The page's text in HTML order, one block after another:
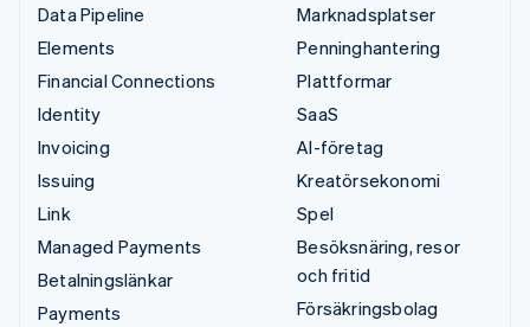
Data Pipeline
Elements
Financial Connections
Identity
Invoicing
Issuing
Link
Managed Payments
Betalningslänkar
Payments
Marknadsplatser
Penninghantering
Plattformar
SaaS
AI-företag
Kreatörsekonomi
Spel
Besöksnäring, resor
och fritid
Försäkringsbolag